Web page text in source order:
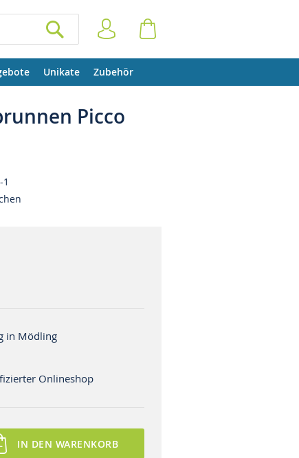
Anmelden
Unikate Zubehör
Picco
in Mödling
Onlineshop
IN DEN WARENKORB